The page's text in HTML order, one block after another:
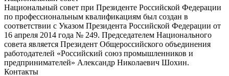
Национальный совет при Президенте Российской Федерации
по профессиональным квалификациям был создан в
соответствии с Указом Президента Российской Федерации от
16 апреля 2014 года № 249. Председателем Национального
совета является Президент Общероссийского объединения
работодателей «Российский союз промышленников и
предпринимателей» Александр Николаевич Шохин.
Контакты